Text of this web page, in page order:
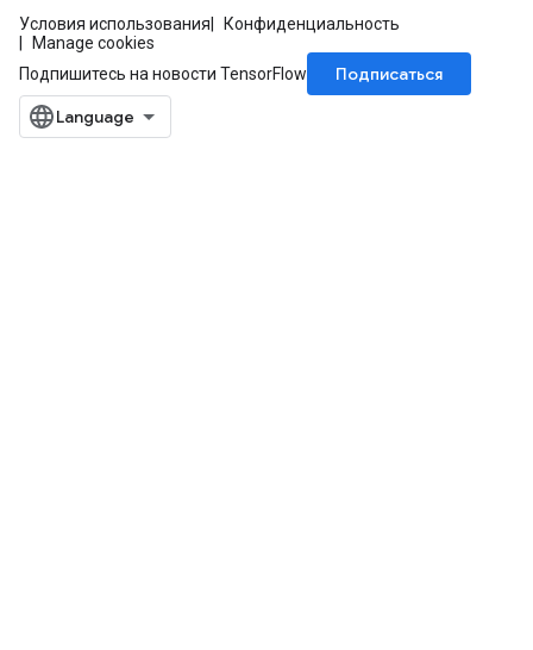
Условия использования
Конфиденциальность
Manage cookies
Подпишитесь на новости TensorFlow
Подписаться